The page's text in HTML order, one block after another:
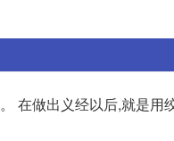
在做出义经以后,就是用